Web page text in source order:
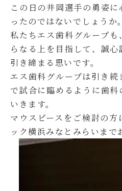
この日の井岡選手の勇姿
ったのではないでしょうか。
私たちエス歯科グループも
らなる上を目指して、誠
引き締まる思いです。
エス歯科グループは引き
で試合に臨めるように歯
いきます。
マウスピースをご検討の
ック横浜みなとみらいまで